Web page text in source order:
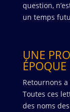
question,
un temps
UNE
ÉPOQUE
Retournons
Toutes ces
des noms